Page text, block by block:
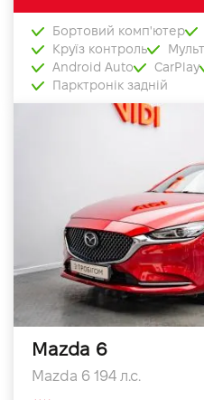
Бортовий комп'ютер
Круїз контроль
Android Auto
CarPlay
Парктронік задній
Mazda 6
Mazda 6 194 л.с.